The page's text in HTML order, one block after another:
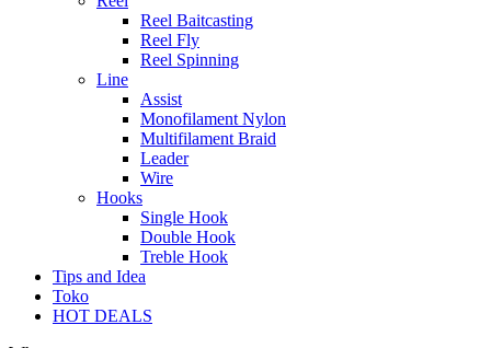
Reel Baitcasting
Reel Fly
Reel Spinning
Line
Assist
Monofilament Nylon
Multifilament Braid
Leader
Wire
Hooks
Single Hook
Double Hook
Treble Hook
Tips and Idea
Toko
HOT DEALS